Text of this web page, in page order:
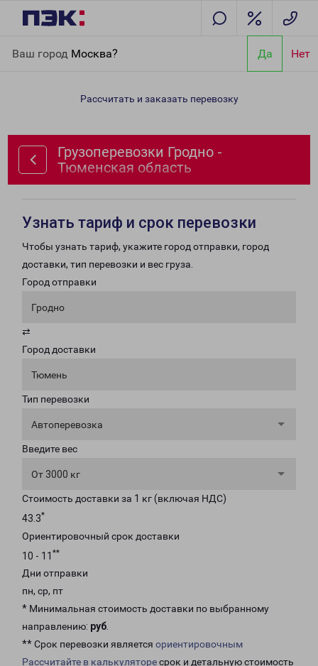
Ваш город Москва? Да Нет
область
Рассчитать и заказать перевозку
Грузоперевозки Гродно -
Тюменская область
Узнать тариф и срок перевозки
Чтобы узнать тариф, укажите город отправки, город
доставки, тип перевозки и вес груза.
Город отправки
Гродно
⇄
Город доставки
Тюмень
Тип перевозки
Автоперевозка
Введите вес
От 3000 кг
Стоимость доставки за 1 кг (включая НДС)
43.3*
Ориентировочный срок доставки
10 - 11 **
Дни отправки
пн, ср, пт
* Минимальная стоимость доставки по выбранному
направлению: руб.
** Срок перевозки является ориентировочным
Рассчитайте в калькуляторесрок и детальную стоимость